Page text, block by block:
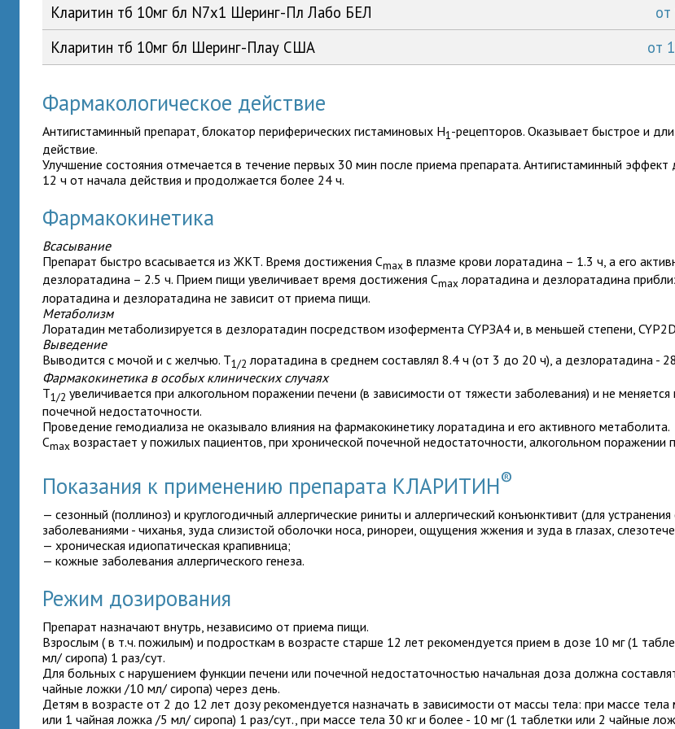
от
Кларитин тб 10мг бл N7x1 Шеринг-Пл Лабо БЕЛ
от
Кларитин тб 10мг бл Шеринг-Плау США
Фармакологическое действие
Антигистаминный препарат, блокатор периферических гистаминовых H1-рецепторов. Оказывает быстрое и
действие.
Улучшение состояния отмечается в течение первых 30 мин после приема препарата. Антигистаминный эффект
12 ч от начала действия и продолжается более 24 ч.
Фармакокинетика
Всасывание
Препарат быстро всасывается из ЖКТ. Время достижения Cmax в плазме крови лоратадина – 1.3 ч, а его
дезлоратадина – 2.5 ч. Прием пищи увеличивает время достижения Cmaxлоратадина и дезлоратадина
лоратадина и дезлоратадина не зависит от приема пищи.
Метаболизм
Лоратадин метаболизируется в дезлоратадин посредством изофермента CYPЗА4 и, в меньшей степени,
Выведение
Выводится с мочой и с желчью. Т1/2 лоратадина в среднем составлял 8.4 ч (от 3 до 20 ч), а дезлоратадина -
Фармакокинетика в особых клинических случаях
Т1/2увеличивается при алкогольном поражении печени (в зависимости от тяжести заболевания) и не
почечной недостаточности.
Проведение гемодиализа не оказывало влияния на фармакокинетику лоратадина и его активного метаболита.
Cmaxвозрастает у пожилых пациентов, при хронической почечной недостаточности, алкогольном поражении
Показания к применению препарата КЛАРИТИН®
— сезонный (поллиноз) и круглогодичный аллергические риниты и аллергический конъюнктивит (для
заболеваниями - чиханья, зуда слизистой оболочки носа, ринореи, ощущения жжения и зуда в глазах,
— хроническая идиопатическая крапивница;
— кожные заболевания аллергического генеза.
Режим дозирования
Препарат назначают внутрь, независимо от приема пищи.
Взрослым ( в т.ч. пожилым) и подросткам в возрасте старше 12 лет рекомендуется приемв дозе 10 мг (1
мл/ сиропа) 1 раз/сут.
Длябольных с нарушением функции печени или почечной недостаточностью начальная доза должна
чайные ложки /10 мл/ сиропа) через день.
Детям в возрасте от 2 до 12 лет дозурекомендуется назначать в зависимости от массы тела: примассе тела
или 1 чайная ложка /5 мл/ сиропа) 1 раз/сут., примассе тела 30 кг и более - 10 мг (1 таблетки или 2 чайные